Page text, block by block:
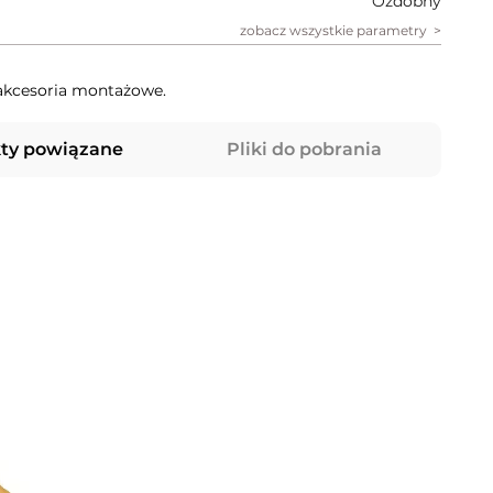
zobacz wszystkie parametry
montażowe.
powiązane Pliki do pobrania